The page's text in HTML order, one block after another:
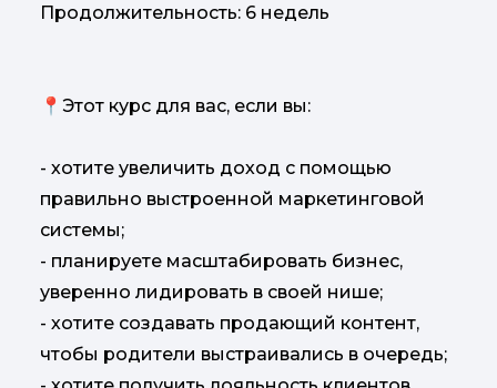
Продолжительность: 6 недель
📍Этот курс для вас, если вы:
- хотите увеличить доход с помощью
правильно выстроенной маркетинговой
системы;
- планируете масштабировать бизнес,
уверенно лидировать в своей нише;
- хотите создавать продающий контент,
чтобы родители выстраивались в очередь;